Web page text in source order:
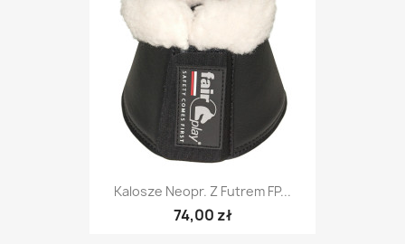
Kalosze Neopr. Z Futrem FP...
74,00 zł